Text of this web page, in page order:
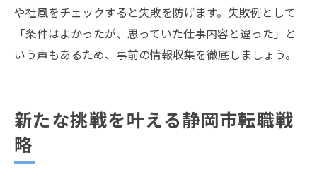
や社風をチェックすると失敗を防げます。失敗例として
「条件はよかったが、思っていた仕事内容と違った」と
いう声もあるため、事前の情報収集を徹底しましょう。
新たな挑戦を叶える静岡市転職戦
略